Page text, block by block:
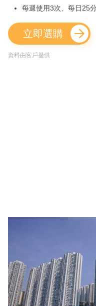
每週使用3次、每日25
立即選購
資料由客戶提供